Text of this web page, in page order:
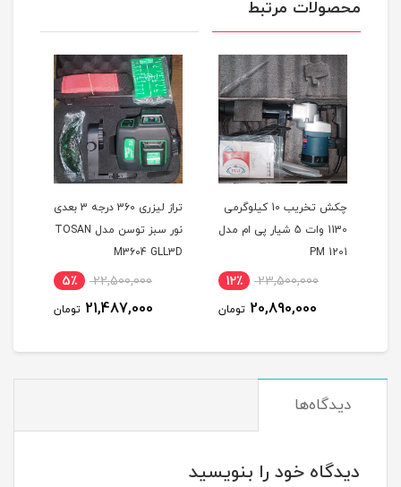
محصولات مرتبط
چکش تخریب 10 کیلوگرمی
1130 وات 5 شیار پی ام مدل
PM 1201
23,500,000 12٪
20,890,000 تومان
تراز لیزری 360 درجه 3 بعدی
نور سبز توسن مدل TOSAN
M3604 GLL3D
22,500,000 5٪
21,487,000 تومان
دیدگاه‌ها
دیدگاه خود را بنویسید